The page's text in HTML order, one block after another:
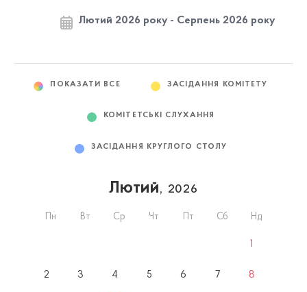
Лютий 2026 року - Серпень 2026 року
ПОКАЗАТИ ВСЕ ЗАСІДАННЯ КОМІТЕТУ
КОМІТЕТСЬКІ СЛУХАННЯ
ЗАСІДАННЯ КРУГЛОГО СТОЛУ
Лютий, 2026
Пн Вт Ср Чт Пт Сб Нд
2 3 4 5 6 7 8